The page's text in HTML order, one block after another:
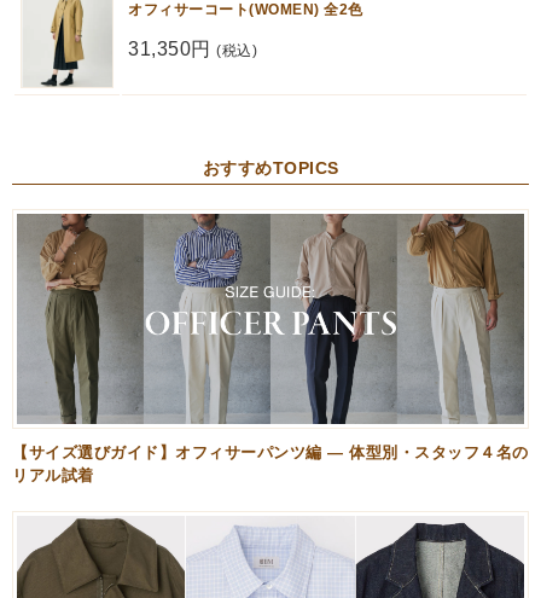
オフィサーコート(WOMEN) 全2色
31,350円 (税込)
おすすめTOPICS
【サイズ選びガイド】オフィサーパンツ編 — 体型別・スタッフ４名の
リアル試着